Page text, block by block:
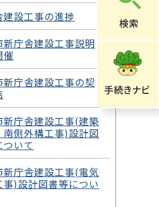
建設工事の進捗
新庁舎建設工事説明
催
新庁舎建設工事の契
新庁舎建設工事(建築
南側外構工事)設計図
いて
新庁舎建設工事(電気
事)設計図書等につい